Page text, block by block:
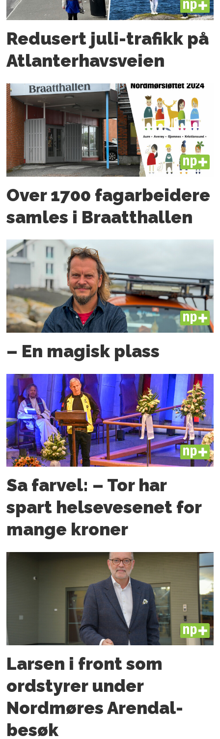
PLUS
Redusert juli-trafikk på
Atlanter­havsveien
PLUS
Over 1700 fagarbeidere
samles i Braatthallen
PLUS
– En magisk plass
PLUS
Sa farvel: – Tor har
spart helsevesenet for
mange kroner
PLUS
Larsen i front som
ordstyrer under
Nordmøres Arendal-
besøk